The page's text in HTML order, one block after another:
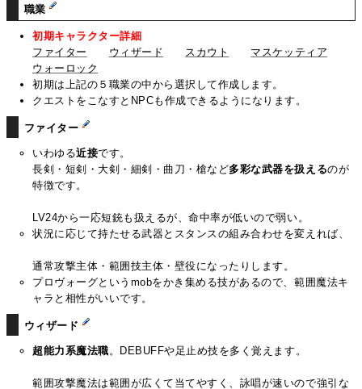
職業
初期キャラクター詳細
ファイター
ウィザード スカウト
マスケッティア
ウォーロック
初期は上記の５職業の中から選択して作成します。
クエストをこなすとNPCも作成できるようになります。
ファイター
いわゆる近接です。
長剣・短剣・大剣・細剣・曲刀・槍など多彩な武器を扱えるのが
特徴です。
LV24から一応短銃も扱えるが、命中率が低いので弱い。
状況に応じて持たせる武器とスタンスの組み合わせを変えれば、
通常攻撃主体・範囲技主体・壁役になったりします。
プロヴォーグというmobをかき集める技があるので、範囲魔法キ
ャラと相性がいいです。
ウィザード
超能力系魔法職。DEBUFFや足止め技を多く覚えます。
範囲攻撃魔法は範囲が広くて当てやすく、詠唱が速いので強引な